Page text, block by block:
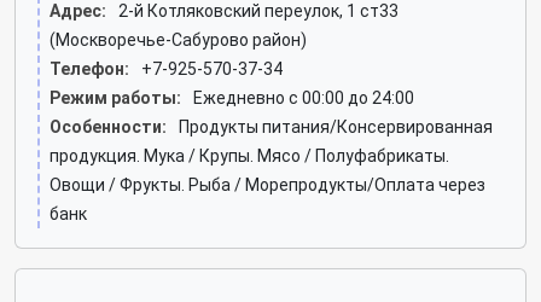
Адрес:
2-й Котляковский переулок, 1 ст33
(Москворечье-Сабурово район)
Телефон:
+7-925-570-37-34
Режим работы:
Ежедневно с 00:00 до 24:00
Особенности:
Продукты питания/Консервированная
продукция. Мука / Крупы. Мясо / Полуфабрикаты.
Овощи / Фрукты. Рыба / Морепродукты/Оплата через
банк